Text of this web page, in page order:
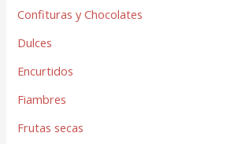
Confituras y Chocolates
Dulces
Encurtidos
Fiambres
Frutas secas